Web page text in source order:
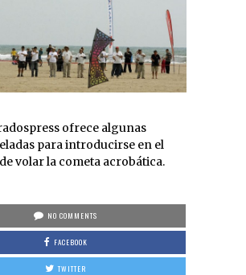
para introducirse en el
volar la cometa acrobática.
NO COMMENTS
FACEBOOK
TWITTER